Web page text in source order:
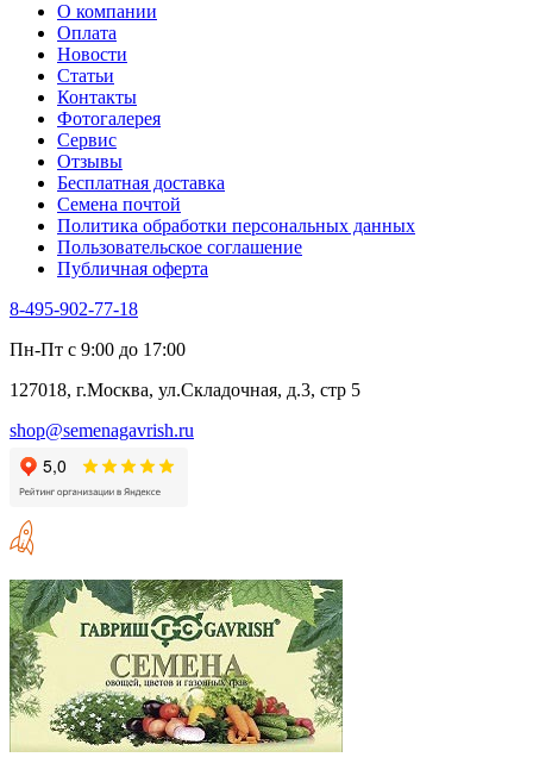
О компании
Оплата
Новости
Статьи
Контакты
Фотогалерея​
Сервис
Отзывы
Бесплатная доставка
Семена почтой
Политика обработки персональных данных
Пользовательское соглашение
Публичная оферта
8-495-902-77-18
Пн-Пт с 9:00 до 17:00
127018, г.Москва, ул.Складочная, д.3, стр 5
shop@semenagavrish.ru